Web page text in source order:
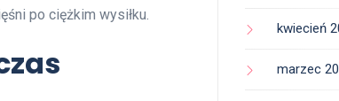
po ciężkim wysiłku.
kwiecień
marzec